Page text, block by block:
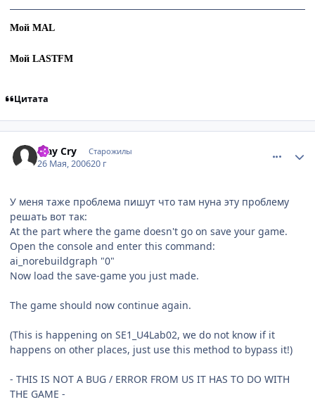
Мой MAL
Мой LASTFM
Цитата
May Cry Старожилы
26 Мая, 200620 г
У меня таже проблема пишут что там нуна эту проблему
решать вот так:
At the part where the game doesn't go on save your game.
Open the console and enter this command:
ai_norebuildgraph "0"
Now load the save-game you just made.
The game should now continue again.
(This is happening on SE1_U4Lab02, we do not know if it
happens on other places, just use this method to bypass it!)
- THIS IS NOT A BUG / ERROR FROM US IT HAS TO DO WITH
THE GAME -